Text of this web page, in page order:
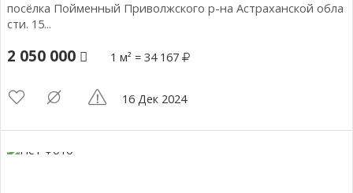
посёлка Пойменный Приволжского р-на Астраханской обла
сти. 15...
2 050 000 1 м² = 34 167
16 Дек 2024